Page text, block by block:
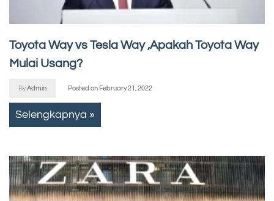
Toyota Way vs Tesla Way ,Apakah Toyota Way
Mulai Usang?
ByAdmin Posted on February 21, 2022
Selengkapnya »